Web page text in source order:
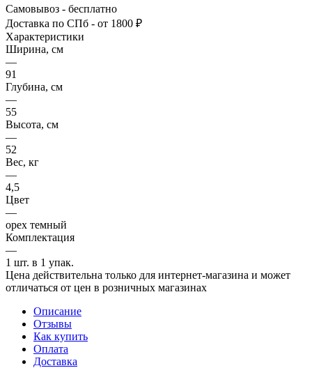
Самовывоз - бесплатно
Доставка по СПб - от 1800 ₽
Характеристики
Ширина, см
—
91
Глубина, см
—
55
Высота, см
—
52
Вес, кг
—
4,5
Цвет
—
орех темный
Комплектация
—
1 шт. в 1 упак.
Цена действительна только для интернет-магазина и может
отличаться от цен в розничных магазинах
Описание
Отзывы
Как купить
Оплата
Доставка